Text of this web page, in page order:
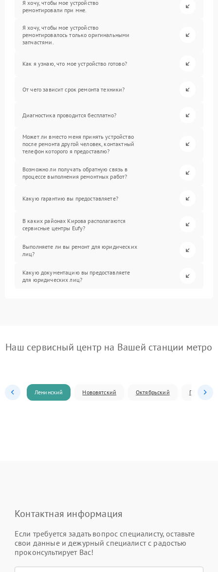
Я хочу, чтобы мое устройство
ремонтировали при мне.
Я хочу, чтобы мое устройство
ремонтировалось только оригинальными
запчастями.
Как я узнаю, что мое устройство готово?
От чего зависит срок ремонта техники?
Диагностика проводится бесплатно?
Может ли вместо меня принять устройство
после ремонта другой человек, контактный
телефон которого я предоставлю?
Возможно ли получать обратную связь в
процессе выполнения ремонтных работ?
Какую гарантию вы предоставляете?
В каких районах Кирова располагаются
сервисные центры Eufy?
Выполняете ли вы ремонт для юридических
лиц?
Какую документацию вы предоставляете
для юридических лиц?
Наш сервисный центр на Вашей станции метро
Ленинский Нововятский Октябрьский
Контактная информация
Если требуется задать вопрос специалисту, оставьте
свои данные и дежурный специалист с радостью
проконсультирует Вас!